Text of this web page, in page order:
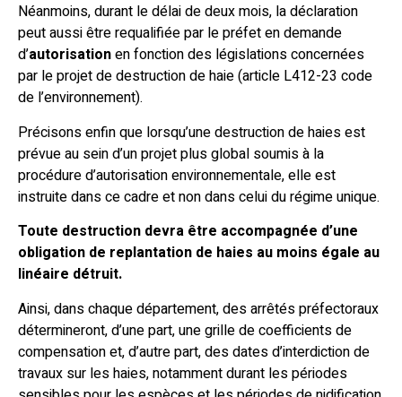
Néanmoins, durant le délai de deux mois, la déclaration
peut aussi être requalifiée par le préfet en demande
d’autorisationen fonction des législations concernées
par le projet de destruction de haie (article L412-23 code
de l’environnement).
Précisons enfin que lorsqu’une destruction de haies est
prévue au sein d’un projet plus global soumis à la
procédure d’autorisation environnementale, elle est
instruite dans ce cadre et non dans celui du régime unique.
Toute destruction devra être accompagnée d’une
obligation de replantation de haies au moins égale au
linéaire détruit.
Ainsi, dans chaque département, des arrêtés préfectoraux
détermineront, d’une part, une grille de coefficients de
compensation et, d’autre part, des dates d’interdiction de
travaux sur les haies, notamment durant les périodes